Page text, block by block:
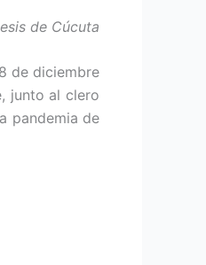
de Cúcuta
de diciembre
junto al clero
pandemia de